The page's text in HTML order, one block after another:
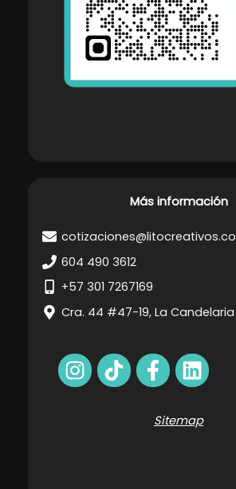
Más información
cotizaciones@litocreativos.co
604 490 3612
+57 301 7267169
Cra. 44 #47-19, La Candelaria
Sitemap